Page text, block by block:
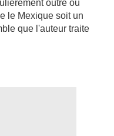
outré ou
le Mexique soit un
que l'auteur traite